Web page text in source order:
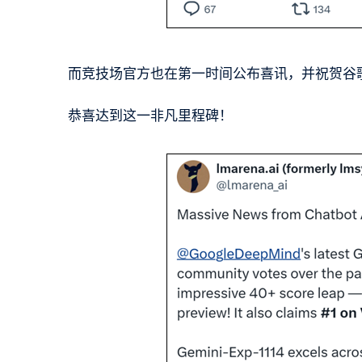
而竞技场官方也在第一时间公布喜讯，并祝贺谷
恭喜达到这一非凡里程碑！